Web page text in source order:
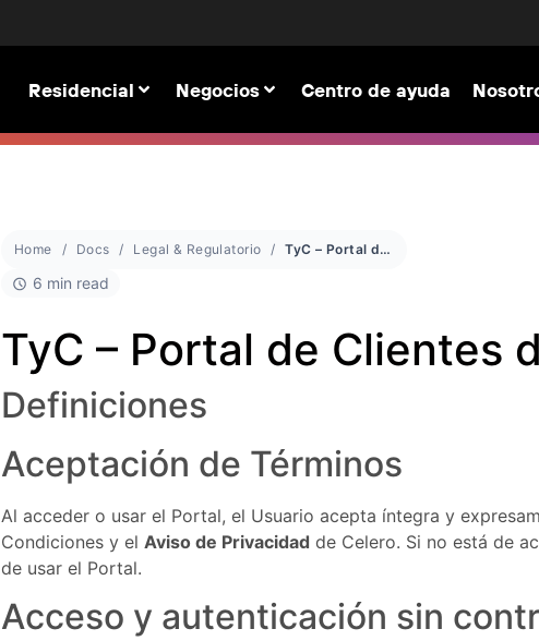
Residencial Negocios Centro de ayuda
Home Docs Legal & Regulatorio TyC – Portal de Clientes de Celero
6 min read
TyC – Portal de Clientes
Definiciones
Aceptación de Términos
Al acceder o usar el Portal, el Usuario acepta íntegra y
Condiciones y el Aviso de Privacidad de Celero. Si no está de
de usar el Portal.
Acceso y autenticación sin